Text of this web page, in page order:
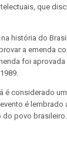
que
história do
a emenda
foi aprovada
é considerado
é
do povo brasileiro.